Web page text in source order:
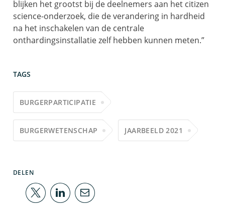
blijken het grootst bij de deelnemers aan het citizen
science-onderzoek, die de verandering in hardheid
na het inschakelen van de centrale
onthardingsinstallatie zelf hebben kunnen meten.”
TAGS
BURGERPARTICIPATIE
BURGERWETENSCHAP JAARBEELD 2021
DELEN